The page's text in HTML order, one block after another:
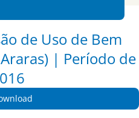
de Uso de Bem
| Período de